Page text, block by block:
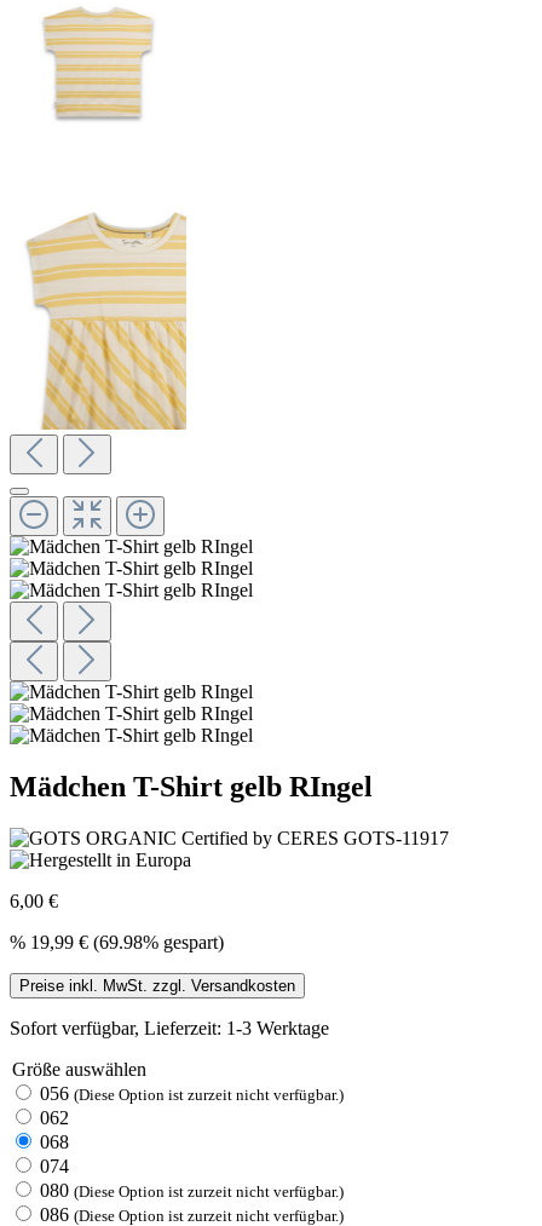
Mädchen T-Shirt gelb RIngel
6,00 €
% 19,99 € (69.98% gespart)
Preise inkl. MwSt. zzgl. Versandkosten
Sofort verfügbar, Lieferzeit: 1-3 Werktage
Größe auswählen
056 (Diese Option ist zurzeit nicht verfügbar.)
062
068
074
080 (Diese Option ist zurzeit nicht verfügbar.)
086 (Diese Option ist zurzeit nicht verfügbar.)